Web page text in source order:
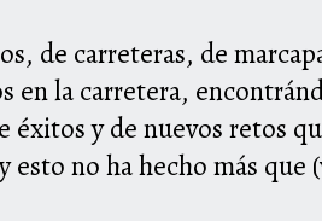
de carreteras, de
en la carretera,
éxitos y de nuevos retos
no ha hecho más que